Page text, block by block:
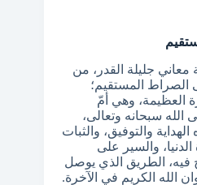
معاني جليلة القدر، من
الصراط المستقيم؛
العظيمة، وهي أمّ
الله سبحانه وتعالى،
والتوفيق، والثبات
والسير على
فيه، الطريق الذي يوصل
الله الكريم في الآخرة.